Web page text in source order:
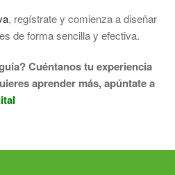
, regístrate y comienza a diseñar
de forma sencilla y efectiva.
Cuéntanos tu experiencia
aprender más, apúntate a